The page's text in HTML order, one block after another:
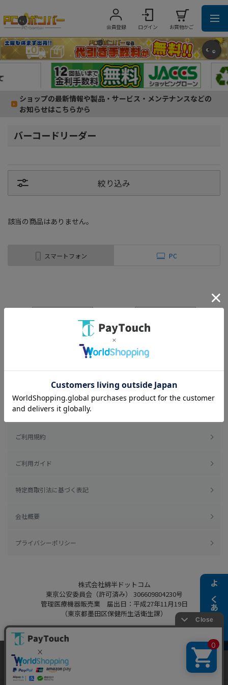
会員登録 ログイン お買物かご
ショップの最新情報や製品・サービス・メンテナンスなどの
お知らせはこちらから
よくある質問
バーコードリーダー
絞り込み
該当の商品はありません。
スマートフォン PC
ご利用規約
ご利用ガイド
特定商取引法に基づく表記
会社概要
プライバシーポリシー
株式会社綿半ドットコム
東京公安委員会（許可済み） 306609804230号
管理医療機器販売業 届出日：平成27年11月19日
（東京都墨田区保健所生活衛生課）
Copyright 2022
Powered by Watahan Partners Co., Ltd.
当ウェブサイトでは、お客様により良いサービス
をご提供するため、クッキーを利用しています。
サイト利用を継続することにより、クッキーの使
同意する